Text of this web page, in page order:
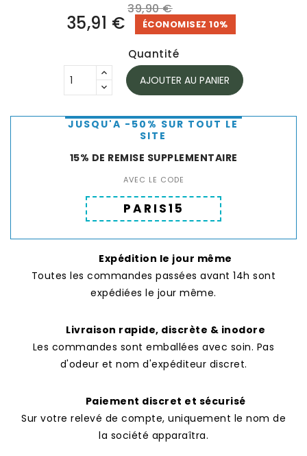
39,90 €
35,91 € ÉCONOMISEZ 10%
Quantité
AJOUTER AU PANIER
JUSQU'A -50% SUR TOUT LE
SITE
15% DE REMISE SUPPLEMENTAIRE
AVEC LE CODE
PARIS15
Expédition le jour même
Toutes les commandes passées avant 14h sont
expédiées le jour même.
Livraison rapide, discrète & inodore
Les commandes sont emballées avec soin. Pas
d'odeur et nom d'expéditeur discret.
Paiement discret et sécurisé
Sur votre relevé de compte, uniquement le nom de
la société apparaîtra.